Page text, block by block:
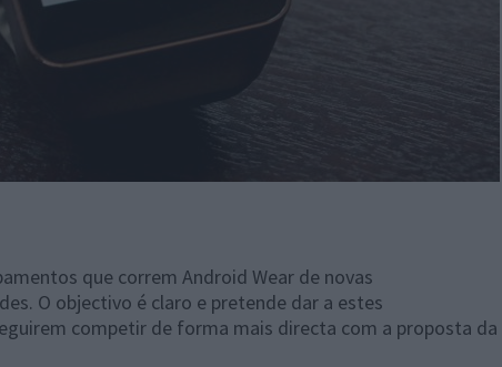
que correm Android Wear de novas
O objectivo é claro e pretende dar a estes
competir de forma mais directa com a proposta da